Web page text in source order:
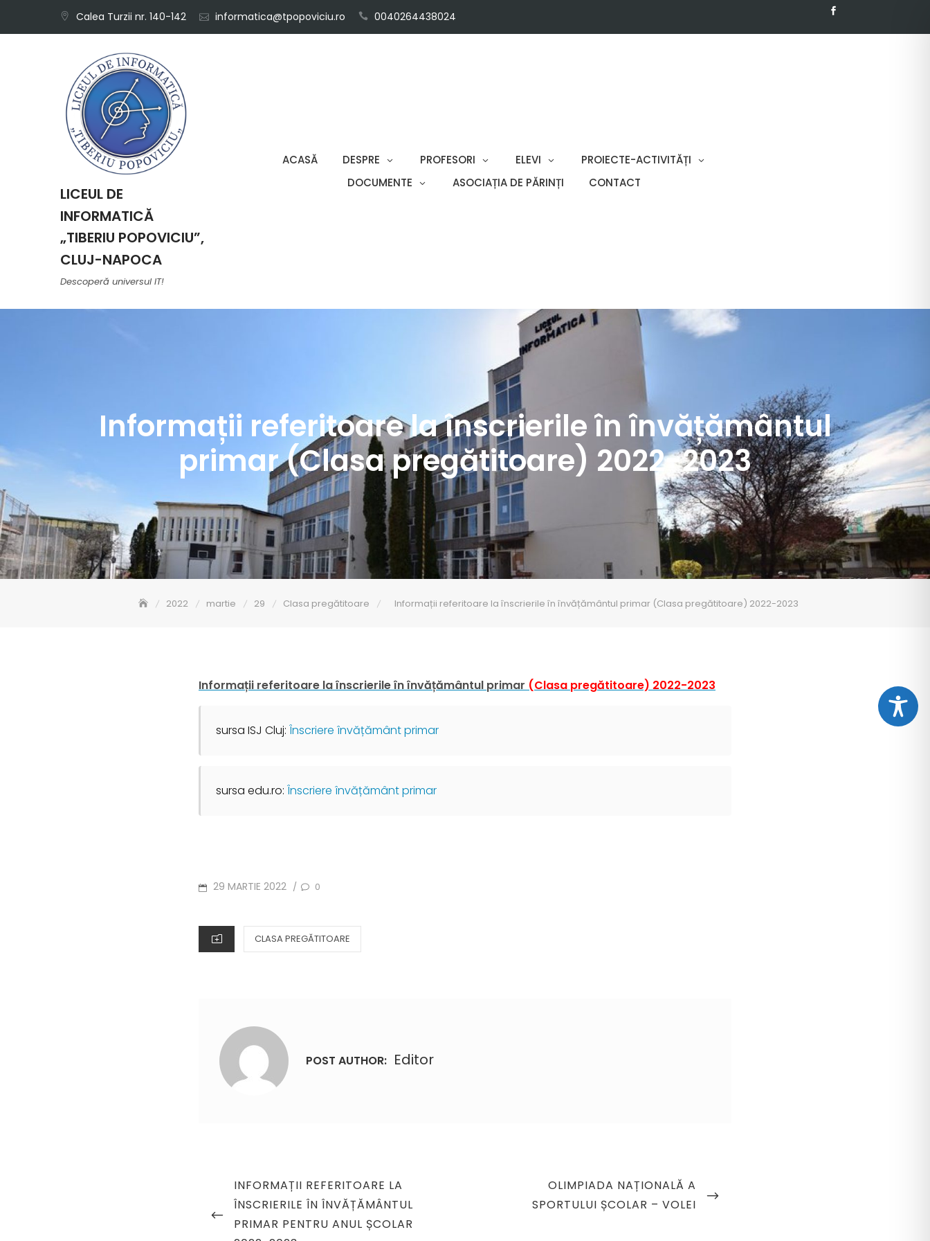
Calea Turzii nr. 140-142 informatica@tpopoviciu.ro 0040264438024
LICEUL DE
INFORMATICĂ
„TIBERIU POPOVICIU”,
CLUJ-NAPOCA
Descoperă universul IT!
ACASĂ DESPRE PROFESORI ELEVI
PROIECTE-ACTIVITĂȚI
DOCUMENTE
ASOCIAȚIA DE PĂRINȚI CONTACT
Informații referitoare la înscrierile în învățământul
primar (Clasa pregătitoare) 2022-2023
2022 martie 29 Clasa pregătitoare Informații referitoare la înscrierile în învățământul primar (Clasa pregătitoare) 2022-2023
Informații referitoare la înscrierile în învățământul primar (Clasa pregătitoare) 2022-2023
sursa ISJ Cluj: Înscriere învățământ primar
sursa edu.ro: Înscriere învățământ primar
POSTED
29 MARTIE 2022 / 0
CATEGORIES
CLASA PREGĂTITOARE
POST AUTHOR: Editor
Navigare
articole
PREVIOUS
POST
INFORMAȚII REFERITOARE LA
ÎNSCRIERILE ÎN ÎNVĂȚĂMÂNTUL
PRIMAR PENTRU ANUL ȘCOLAR
NEXT
POST
OLIMPIADA NAȚIONALĂ A
SPORTULUI ȘCOLAR – VOLEI